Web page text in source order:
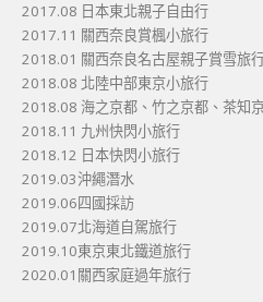
2017.08 日本東北親子自由行
2017.11 關西奈良賞楓小旅行
2018.01 關西奈良名古屋親子賞雪旅
2018.08 北陸中部東京小旅行
2018.08 海之京都、竹之京都、茶知
2018.11 九州快閃小旅行
2018.12 日本快閃小旅行
2019.03沖繩潛水
2019.06四國採訪
2019.07北海道自駕旅行
2019.10東京東北鐵道旅行
2020.01關西家庭過年旅行